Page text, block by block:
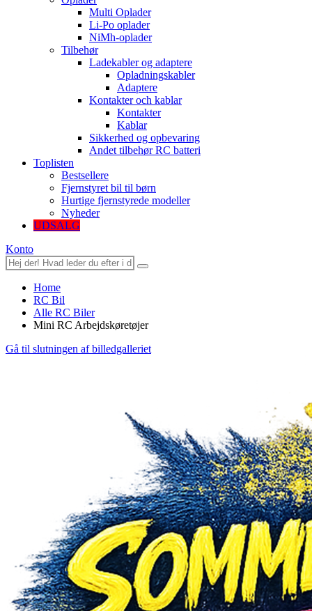
Multi Oplader
Li-Po oplader
NiMh-oplader
Tilbehør
Ladekabler og adaptere
Opladningskabler
Adaptere
Kontakter och kablar
Kontakter
Kablar
Sikkerhed og opbevaring
Andet tilbehør RC batteri
Toplisten
Bestsellere
Fjernstyret bil til børn
Hurtige fjernstyrede modeller
Nyheder
UDSALG
Konto
Home
RC Bil
Alle RC Biler
Mini RC Arbejdskøretøjer
Gå til slutningen af billedgalleriet